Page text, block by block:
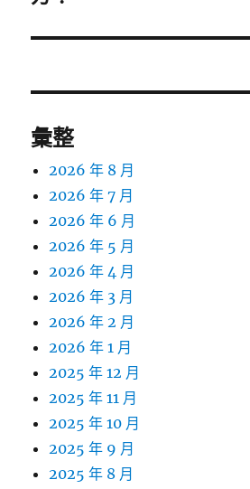
章:
彙整
2026 年 8 月
2026 年 7 月
2026 年 6 月
2026 年 5 月
2026 年 4 月
2026 年 3 月
2026 年 2 月
2026 年 1 月
2025 年 12 月
2025 年 11 月
2025 年 10 月
2025 年 9 月
2025 年 8 月